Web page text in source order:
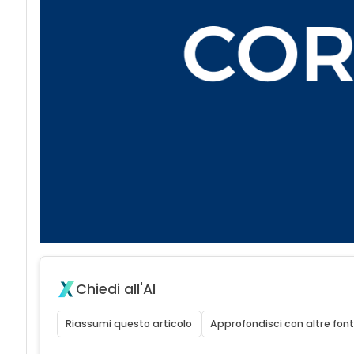
Chiedi all'AI
Riassumi questo articolo Approfondisci con altre